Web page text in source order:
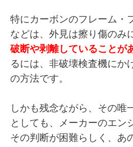
特にカーボンのフレーム・
などは、外見は擦り傷のみ
破断や剥離していることが
るには、非破壊検査機にか
の方法です。
しかも残念ながら、その唯
としても、メーカーのエン
その判断が困難らしく、あ